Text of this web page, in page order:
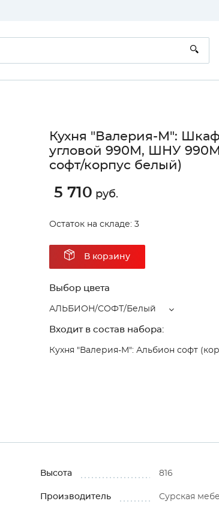
Кухня "Валерия-М":
угловой 990М, ШНУ
софт/корпус белый)
5 710 руб.
Остаток на складе: 3
В корзину
Выбор цвета
АЛЬБИОН/СОФТ/Белый
Входит в состав набора:
Кухня "Валерия-М": Альбион софт
Высота 816
Производитель Сурская